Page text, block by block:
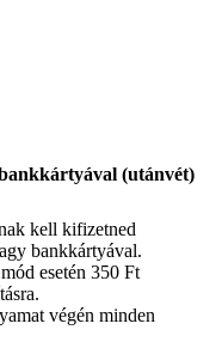
(utánvét)
kell kifizetned
bankkártyával.
esetén 350 Ft
végén minden